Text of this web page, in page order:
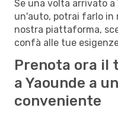
Se una volta arrivato
un'auto, potrai farlo in
nostra piattaforma,
confà alle tue
Prenota ora il
a Yaounde a
conveniente